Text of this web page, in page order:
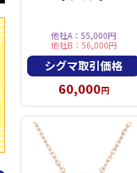
他社A：55,000円
他社B：56,000円
シグマ取引価格
60,000円